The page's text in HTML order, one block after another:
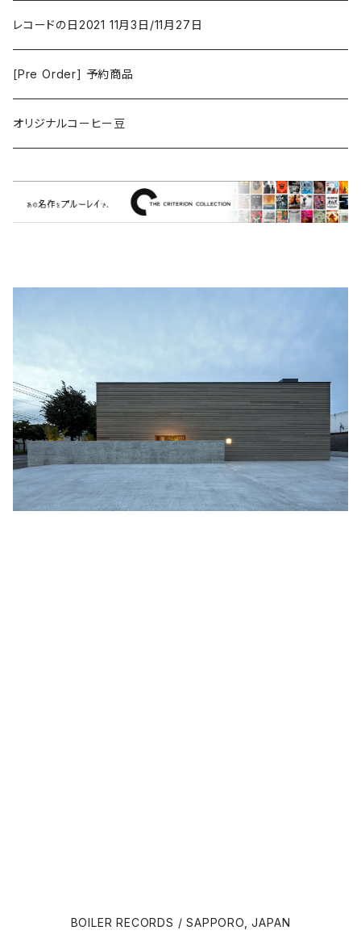
アニメーション
ゲーム
ミュージカル/音楽/ドキュメンタリー/コンピ
MARVEL・DC
ディズニー
監督別
Quentin Tarantino
Jim Jarmusch
John Carpenter
作曲家・アーティスト別
Adan Jodorowsky (アダン・ホドロフスキー)
Carter Burwell
Grouper
Bill Callahan
細野晴臣
The Style Council
Joy Division
Talking Heads
洋服
レコードの日2021 11月3日/11月27日
[Pre Order] 予約商品
オリジナルコーヒー豆
BOILER RECORDS / SAPPORO, JAPAN